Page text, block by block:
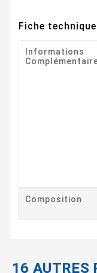
Fiche technique
Informations
Composition
16 AUTRES